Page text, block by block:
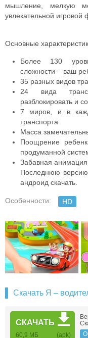
мышление, мелкую
увлекательной игровой
Основные
Более 130
сложности – ваш
35 разных видов
24 вида
разблокировать и
7 миров, и в
транспорта
Масса
Поощрение
продуманной
Забавная
Последнюю
андроид скачать.
Особенности: HD
Скачать Я –
СКАЧАТЬ
60,9 МБ (apk)